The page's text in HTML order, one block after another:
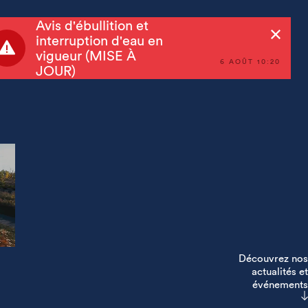
6 AOÛT 10:20
Avis d'ébullition et
interruption d'eau en
vigueur (MISE À
JOUR)
Découvrez nos
actualités et
événements